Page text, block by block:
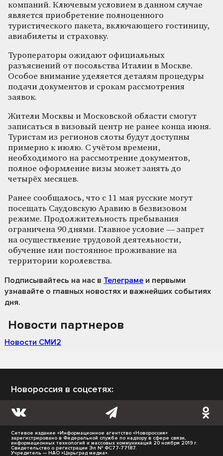
компаний. Ключевым условием в данном случае
является приобретение полноценного
туристического пакета, включающего гостиницу,
авиабилеты и страховку.
Туроператоры ожидают официальных
разъяснений от посольства Италии в Москве.
Особое внимание уделяется деталям процедуры
подачи документов и срокам рассмотрения
заявок.
Жители Москвы и Московской области смогут
записаться в визовый центр не ранее конца июня.
Туристам из регионов слоты будут доступны
примерно к июлю. С учётом времени,
необходимого на рассмотрение документов,
полное оформление визы может занять до
четырёх месяцев.
Ранее сообщалось, что с 11 мая русские могут
посещать Саудовскую Аравию в безвизовом
режиме. Продолжительность пребывания
ограничена 90 днями. Главное условие — запрет
на осуществление трудовой деятельности,
обучение или постоянное проживание на
территории королевства.
Подписывайтесь на нас в Телеграме и первыми
узнавайте о главных новостях и важнейших событиях
дня.
Новости партнеров
Новости СМИ2
Новороссия в соцсетях:
Сетевое издание «Информационное агентство «Новороссия»
зарегистрировано в Федеральной службе по надзору в сфере связи,
информационных технологий и массовых коммуникаций 20 ноября 2019 г.
Свидетельство о регистрации Эл № ФС77-77187.
Учредитель — НАО «Царьград медиа».